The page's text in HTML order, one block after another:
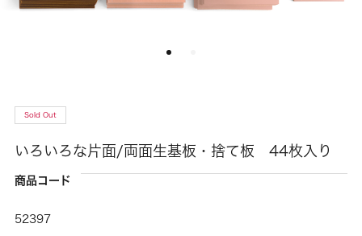
Sold Out
いろいろな片面/両面生基板・捨て板 44枚入り
商品コード
52397